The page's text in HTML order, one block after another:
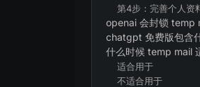
第4步：完善个人资
openai 会封锁 temp
chatgpt 免费版包含
什么时候 temp mail
适合用于
不适合用于